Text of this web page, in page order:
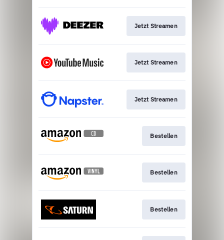
Jetzt Streamen
Jetzt Streamen
Jetzt Streamen
Bestellen
Bestellen
Bestellen